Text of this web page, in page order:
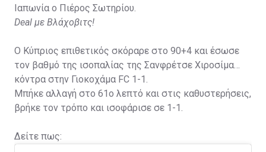
Ιαπωνία ο Πιέρος Σωτηρίου.
Deal με Βλάχοβιτς!
Ο Κύπριος επιθετικός σκόραρε στο 90+4 και έσωσε
τον βαθμό της ισοπαλίας της Σανφρέτσε Χιροσίμα
κόντρα στην Γιοκοχάμα FC 1-1.
Μπήκε αλλαγή στο 61ο λεπτό και στις καθυστερήσεις,
βρήκε τον τρόπο και ισοφάρισε σε 1-1.
Δείτε πως: